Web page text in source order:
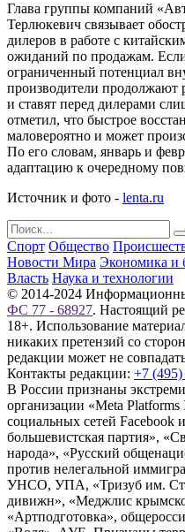
Глава группы компаний
Терлюкевич связывает
дилеров в работе с
ожиданий по продажам.
ограниченный потенциал
производители продолжают
и ставят перед дилерами
отметил, что быстрое
маловероятно и может
По его словам, январь и
адаптацию к очередному
Источник и фото - lenta.ru
Спорт Общество
Новости Мира Экономика и
Власть Наука и технологии
© 2014-2024
ФС 77 - 68927. Настоящий
18+. Использование
никаких претензий со
редакции может не
Контакты редакции: +7
В России признаны
организации «Meta
социальных сетей Facebook
большевистская партия»,
народа», «Русский
против нелегальной
УНСО, УПА, «Тризуб им.
дивижн», «Меджлис
«Артподготовка»,